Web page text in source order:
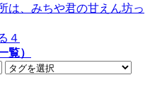
は、みちや君の甘えん坊っ
４
覧）